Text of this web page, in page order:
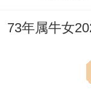
领域 。
夫妻之间必
在领域 共同